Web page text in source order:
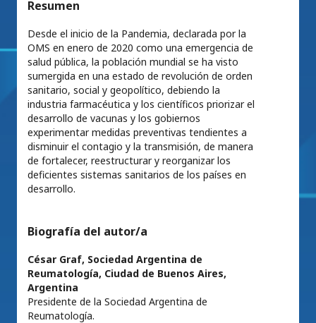
Resumen
Desde el inicio de la Pandemia, declarada por la
OMS en enero de 2020 como una emergencia de
salud pública, la población mundial se ha visto
sumergida en una estado de revolución de orden
sanitario, social y geopolítico, debiendo la
industria farmacéutica y los científicos priorizar el
desarrollo de vacunas y los gobiernos
experimentar medidas preventivas tendientes a
disminuir el contagio y la transmisión, de manera
de fortalecer, reestructurar y reorganizar los
deficientes sistemas sanitarios de los países en
desarrollo.
Biografía del autor/a
César Graf, Sociedad Argentina de
Reumatología, Ciudad de Buenos Aires,
Argentina
Presidente de la Sociedad Argentina de
Reumatología.